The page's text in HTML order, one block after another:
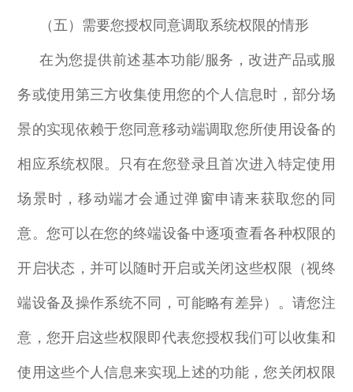
（五）需要您授权同意调取系统权限的情形
在为您提供前述基本功能/服务，改进产品或服
务或使用第三方收集使用您的个人信息时，部分场
景的实现依赖于您同意移动端调取您所使用设备的
相应系统权限。只有在您登录且首次进入特定使用
场景时，移动端才会通过弹窗申请来获取您的同
意。您可以在您的终端设备中逐项查看各种权限的
开启状态，并可以随时开启或关闭这些权限（视终
端设备及操作系统不同，可能略有差异）。请您注
意，您开启这些权限即代表您授权我们可以收集和
使用这些个人信息来实现上述的功能，您关闭权限